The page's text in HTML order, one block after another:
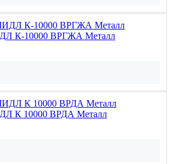
К-10000 ВРГЖА Металл
К 10000 ВРДА Металл